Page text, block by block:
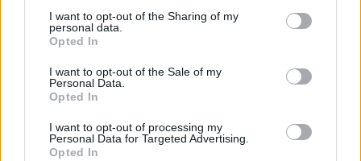
I want to opt-out of the Sharing of my
personal data.
Opted In
I want to opt-out of the Sale of my
Personal Data.
Opted In
I want to opt-out of processing my
Personal Data for Targeted Advertising.
Opted In
¿Sabes qué es un embarazo geriátrico? ¿Por qué